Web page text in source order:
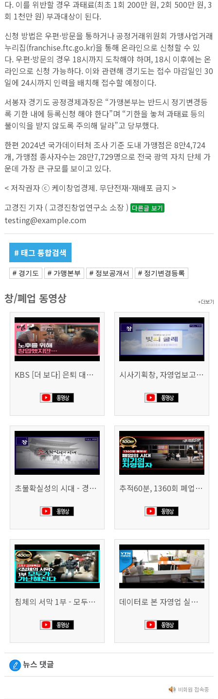
다. 이를 위반할 경우 과태료(최초 1회 200만 원, 2회 500만 원, 3
회 1천만 원) 부과대상이 된다.
신청 방법은 우편·방문을 통하거나 공정거래위원회 가맹사업거래
누리집(franchise.ftc.go.kr)을 통해 온라인으로 신청할 수 있
다. 우편·방문의 경우 18시까지 도착해야 하며, 18시 이후에는 온
라인으로 신청 가능하다. 이와 관련해 경기도는 접수 마감일인 30
일에 24시까지 인력을 배치해 접수할 예정이다.
서봉자 경기도 공정경제과장은 “가맹본부는 반드시 정기변경등
록 기한 내에 등록신청 해야 한다”며 “기한을 놓쳐 과태료 등의
불이익을 받지 않도록 주의해 달라”고 당부했다.
한편 2024년 국가데이터처 조사 기준 도내 가맹점은 8만4,724
개, 가맹점 종사자수는 28만7,729명으로 전국 광역 자치 단체 가
운데 가장 큰 규모를 보이고 있다.
< 저작권자 ⓒ 케이창업경제. 무단전재-재배포 금지 >
고경진 기자 ( 고경진창업연구소 소장 ) 다른글 보기
testing@example.com
# 태그 통합검색
# 경기도 # 가맹본부 # 정보공개서 # 정기변경등록
창/폐업 동영상
KBS [더 보다] 은퇴 대신 폐업 시사기획창, 자영업보고서 빚의 굴레 507회 (KBS 25.6.10)
초불확실성의 시대 - 경제를 구하라 494회 (KBS 25.2.11) 추적60분, 1360회 폐업의 시대, 위기의 자영업자
침체의 서막 1부 - 모두가 가난해진다 | 시사직격 신년특집 데이터로 본 자영업 실태 - 매출 '뚝', 장수 업소도 '휘청'
뉴스 댓글
비회원 접속중